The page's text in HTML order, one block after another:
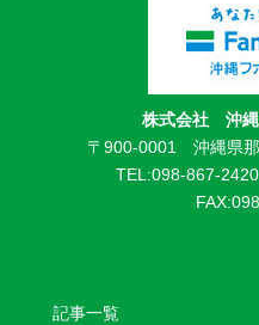
株式会社 沖縄
〒900-0001 沖縄県
TEL:098-867-
記事一覧